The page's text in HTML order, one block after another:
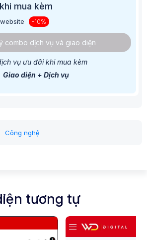
mua kèm
-10%
combo dịch vụ và giao diện
vụ ưu đãi khi mua kèm
Giao diện + Dịch vụ
Công nghệ
tương tự